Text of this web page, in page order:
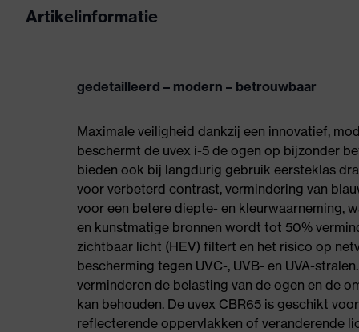
Artikelinformatie
gedetailleerd – modern – betrouwbaar
Maximale veiligheid dankzij een innovatief,
beschermt de uvex i-5 de ogen op bijzonder
bieden ook bij langdurig gebruik eersteklas
voor verbeterd contrast, vermindering van
voor een betere diepte- en kleurwaarneming,
en kunstmatige bronnen wordt tot 50%
zichtbaar licht (HEV) filtert en het risico op
bescherming tegen UVC-, UVB- en UVA-
verminderen de belasting van de ogen en de
kan behouden. De uvex CBR65 is geschikt
reflecterende oppervlakken of veranderende